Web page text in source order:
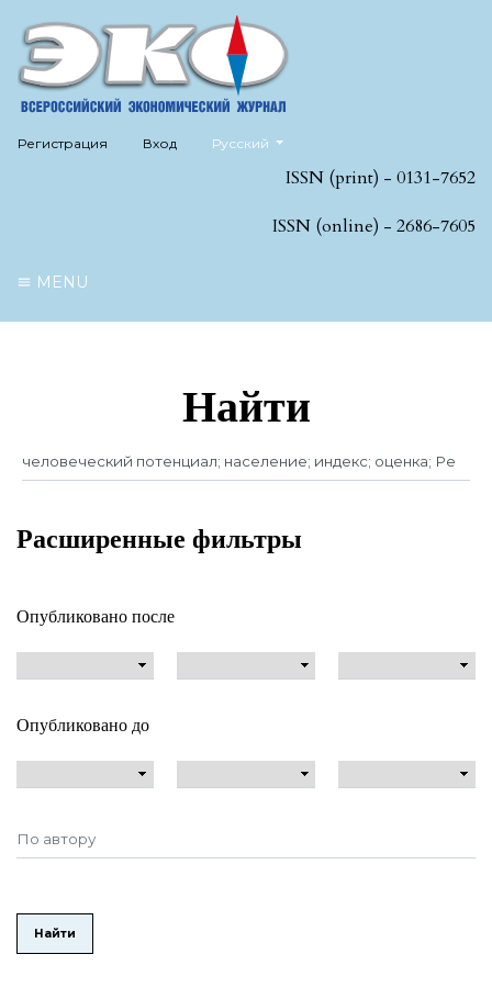
Регистрация Вход Русский
ISSN (print) - 0131-7652
ISSN (online) - 2686-7605
MENU
Найти
Расширенные фильтры
Опубликовано после
Опубликовано до
Найти